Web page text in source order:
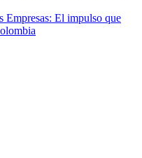
Empresas: El impulso que